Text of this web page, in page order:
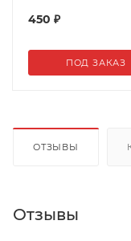
450 ₽
ПОД ЗАКАЗ
ОТЗЫВЫ
Отзывы